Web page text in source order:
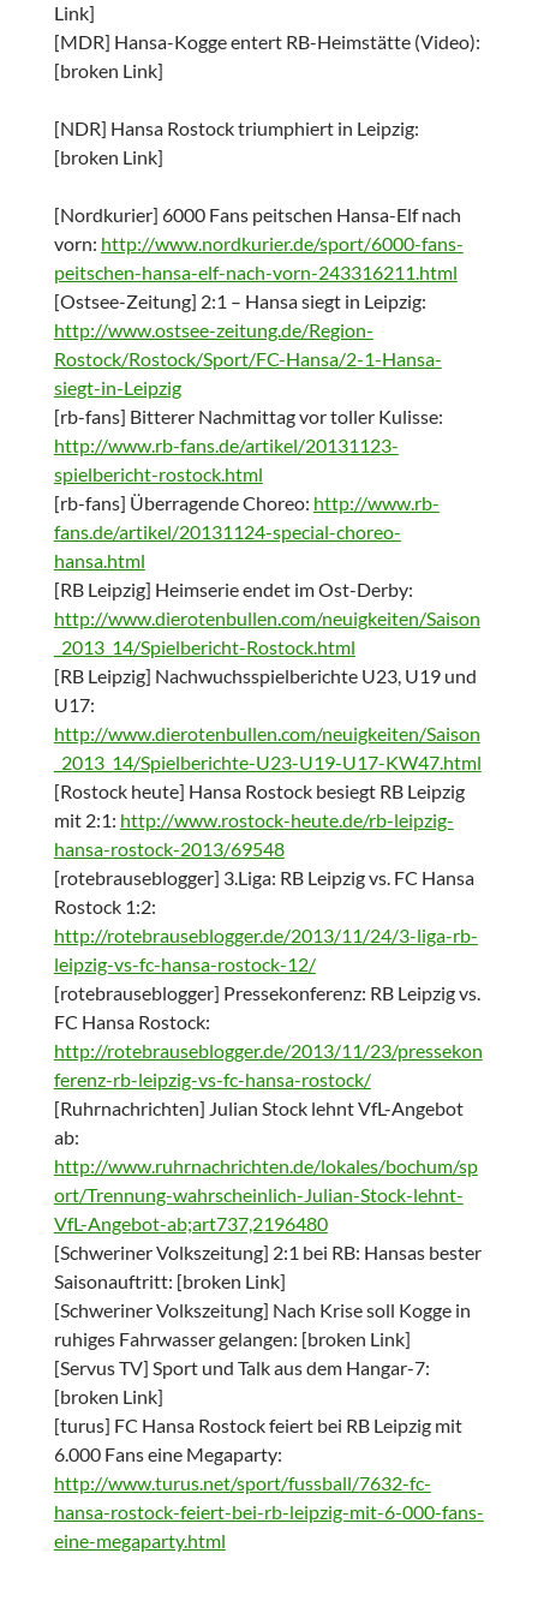
Link]
[MDR] Hansa-Kogge entert RB-Heimstätte (Video):
[broken Link]
[NDR] Hansa Rostock triumphiert in Leipzig:
[broken Link]
[Nordkurier] 6000 Fans peitschen Hansa-Elf nach
vorn: http://www.nordkurier.de/sport/6000-fans-
peitschen-hansa-elf-nach-vorn-243316211.html
[Ostsee-Zeitung] 2:1 – Hansa siegt in Leipzig:
http://www.ostsee-zeitung.de/Region-
Rostock/Rostock/Sport/FC-Hansa/2-1-Hansa-
siegt-in-Leipzig
[rb-fans] Bitterer Nachmittag vor toller Kulisse:
http://www.rb-fans.de/artikel/20131123-
spielbericht-rostock.html
[rb-fans] Überragende Choreo: http://www.rb-
fans.de/artikel/20131124-special-choreo-
hansa.html
[RB Leipzig] Heimserie endet im Ost-Derby:
http://www.dierotenbullen.com/neuigkeiten/Saison
_2013_14/Spielbericht-Rostock.html
[RB Leipzig] Nachwuchsspielberichte U23, U19 und
U17:
http://www.dierotenbullen.com/neuigkeiten/Saison
_2013_14/Spielberichte-U23-U19-U17-KW47.html
[Rostock heute] Hansa Rostock besiegt RB Leipzig
mit 2:1: http://www.rostock-heute.de/rb-leipzig-
hansa-rostock-2013/69548
[rotebrauseblogger] 3.Liga: RB Leipzig vs. FC Hansa
Rostock 1:2:
http://rotebrauseblogger.de/2013/11/24/3-liga-rb-
leipzig-vs-fc-hansa-rostock-12/
[rotebrauseblogger] Pressekonferenz: RB Leipzig vs.
FC Hansa Rostock:
http://rotebrauseblogger.de/2013/11/23/pressekon
ferenz-rb-leipzig-vs-fc-hansa-rostock/
[Ruhrnachrichten] Julian Stock lehnt VfL-Angebot
ab:
http://www.ruhrnachrichten.de/lokales/bochum/sp
ort/Trennung-wahrscheinlich-Julian-Stock-lehnt-
VfL-Angebot-ab;art737,2196480
[Schweriner Volkszeitung] 2:1 bei RB: Hansas bester
Saisonauftritt: [broken Link]
[Schweriner Volkszeitung] Nach Krise soll Kogge in
ruhiges Fahrwasser gelangen: [broken Link]
[Servus TV] Sport und Talk aus dem Hangar-7:
[broken Link]
[turus] FC Hansa Rostock feiert bei RB Leipzig mit
6.000 Fans eine Megaparty:
http://www.turus.net/sport/fussball/7632-fc-
hansa-rostock-feiert-bei-rb-leipzig-mit-6-000-fans-
eine-megaparty.html